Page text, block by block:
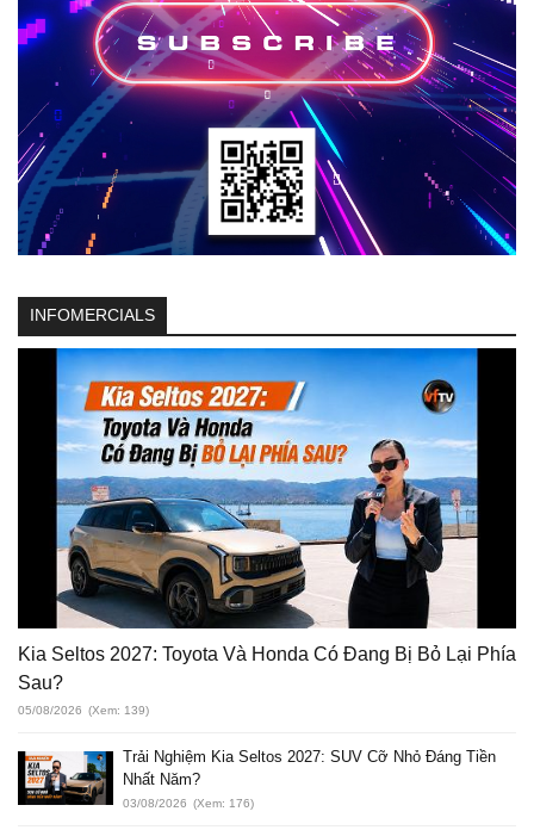
INFOMERCIALS
Kia Seltos 2027: Toyota Và Honda Có Đang Bị Bỏ Lại Phía
Sau?
05/08/2026 (Xem: 139)
Trải Nghiệm Kia Seltos 2027: SUV Cỡ Nhỏ Đáng Tiền
Nhất Năm?
03/08/2026 (Xem: 176)